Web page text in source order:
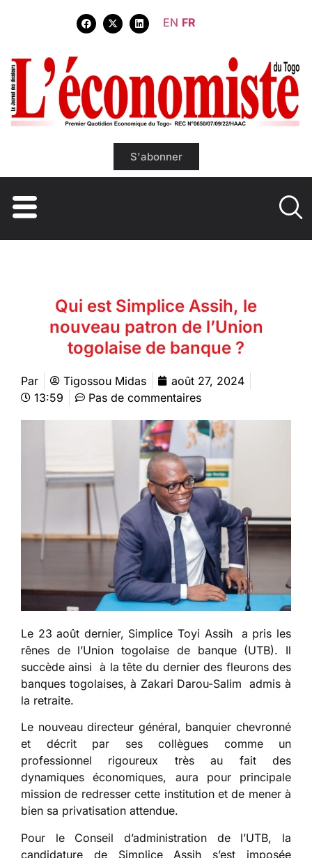
EN FR
S'abonner
Qui est Simplice Assih, le
nouveau patron de l’Union
togolaise de banque ?
Par Tigossou Midas
août 27, 2024
13:59
Pas de commentaires
Le 23 août dernier, Simplice Toyi Assih a pris les
rênes de l’Union togolaise de banque (UTB). Il
succède ainsi à la tête du dernier des fleurons des
banques togolaises, à Zakari Darou-Salim admis à
la retraite.
Le nouveau directeur général, banquier chevronné
et décrit par ses collègues comme un
professionnel rigoureux très au fait des
dynamiques économiques, aura pour principale
mission de redresser cette institution et de mener à
bien sa privatisation attendue.
Pour le Conseil d’administration de l’UTB, la
candidature de Simplice Assih s’est imposée